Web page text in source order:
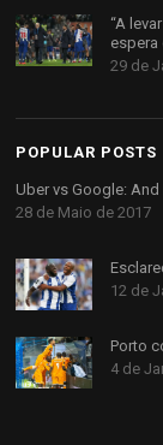
“A
espera
29 de
POPULAR POSTS
Uber vs Google:
28 de Maio de 2017
12 de
Porto
4 de